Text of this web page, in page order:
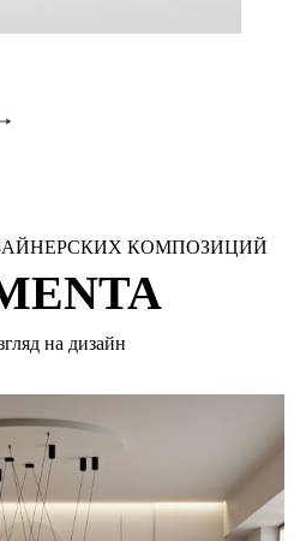
КОМПОЗИЦИЙ
на дизайн